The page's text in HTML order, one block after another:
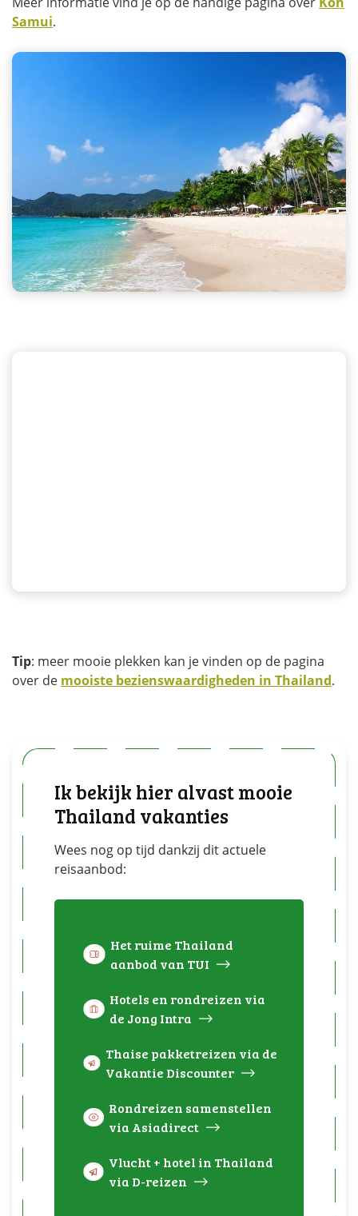
Samui.
Tip: meer mooie plekken kan je vinden op de pagina
over de mooiste bezienswaardigheden in Thailand.
Ik bekijk hier alvast mooie
Thailand vakanties
Wees nog op tijd dankzij dit actuele
reisaanbod:
Het ruime Thailand
aanbod van TUI
Hotels en rondreizen via
de Jong Intra
Thaise pakketreizen via de
Vakantie Discounter
Rondreizen samenstellen
via Asiadirect
Vlucht + hotel in Thailand
via D-reizen